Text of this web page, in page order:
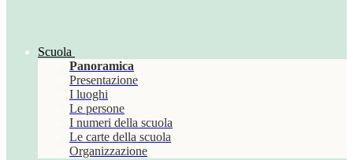
Scuola
Panoramica
Presentazione
I luoghi
Le persone
I numeri della scuola
Le carte della scuola
Organizzazione